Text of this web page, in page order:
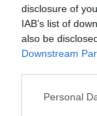
disclosure of
IAB’s list of
also be
Downstream
Personal
Badminton
Badminton 10
Nyheter från